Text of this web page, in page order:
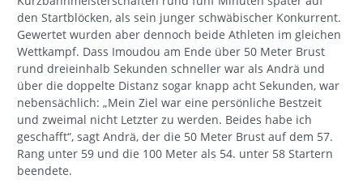
den Startblöcken, als sein junger schwäbischer Konkurrent.
Gewertet wurden aber dennoch beide Athleten im gleichen
Wettkampf. Dass Imoudou am Ende über 50 Meter Brust
rund dreieinhalb Sekunden schneller war als Andrä und
über die doppelte Distanz sogar knapp acht Sekunden, war
nebensächlich: „Mein Ziel war eine persönliche Bestzeit
und zweimal nicht Letzter zu werden. Beides habe ich
geschafft“, sagt Andrä, der die 50 Meter Brust auf dem 57.
Rang unter 59 und die 100 Meter als 54. unter 58 Startern
beendete.